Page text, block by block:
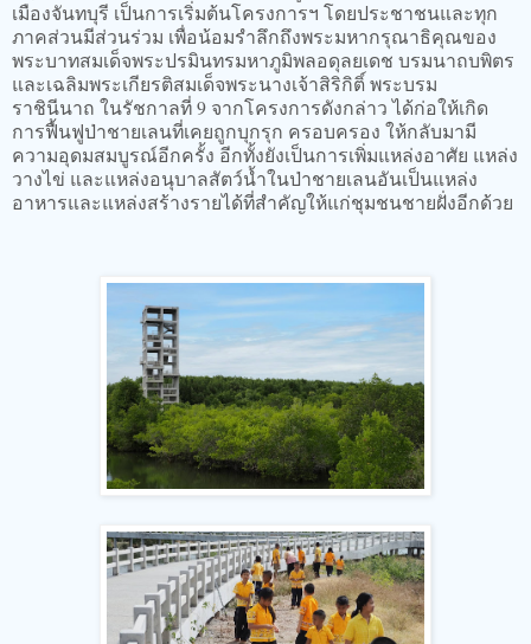
เมืองจันทบุรี เป็นการเริ่มต้นโครงการฯ โดยประชาชนและทุก
ภาคส่วนมีส่วนร่วม เพื่อน้อมรำลึกถึงพระมหากรุณาธิคุณของ
พระบาทสมเด็จพระปรมินทรมหาภูมิพลอดุลยเดช บรมนาถบพิตร
และเฉลิมพระเกียรติสมเด็จพระนางเจ้าสิริกิติ์ พระบรม
ราชินีนาถ ในรัชกาลที่ 9 จากโครงการดังกล่าว ได้ก่อให้เกิด
การฟื้นฟูป่าชายเลนที่เคยถูกบุกรุก ครอบครอง ให้กลับมามี
ความอุดมสมบูรณ์อีกครั้ง อีกทั้งยังเป็นการเพิ่มแหล่งอาศัย แหล่ง
วางไข่ และแหล่งอนุบาลสัตว์น้ำในป่าชายเลนอันเป็นแหล่ง
อาหารและแหล่งสร้างรายได้ที่สำคัญให้แก่ชุมชนชายฝั่งอีกด้วย